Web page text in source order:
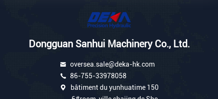
Dongguan Sanhui Machinery Co., Ltd.
oversea.sale@deka-hk.com
86-755-33978058
bâtiment du yunhuatime 150